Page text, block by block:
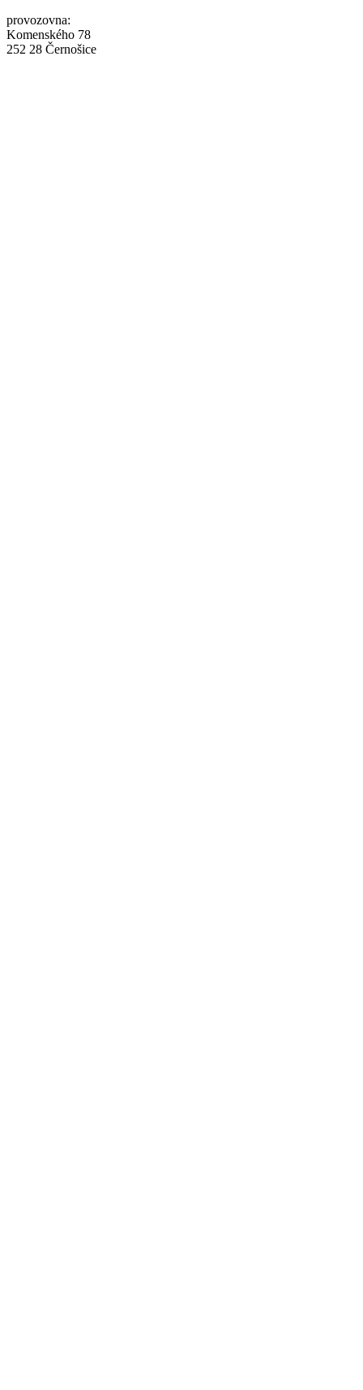
provozovna:
Komenského 78
252 28 Černošice